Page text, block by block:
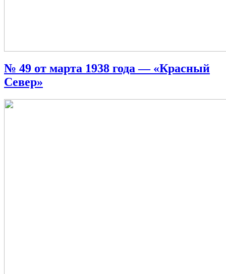
№ 49 от марта 1938 года — «Красный
Север»